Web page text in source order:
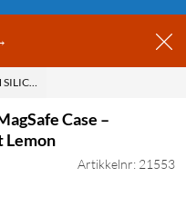
SILICONE MAGSAFE CASE –
Case –
Lemon
Artikkelnr: 21553